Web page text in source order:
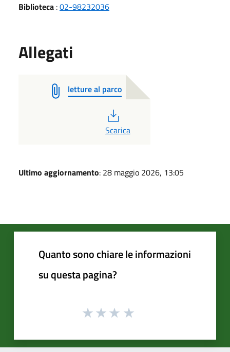
Biblioteca :02-98232036
Allegati
letture al parco
PDF
Scarica
Ultimo aggiornamento: 28 maggio 2026, 13:05
Quanto sono chiare le informazioni
su questa pagina?